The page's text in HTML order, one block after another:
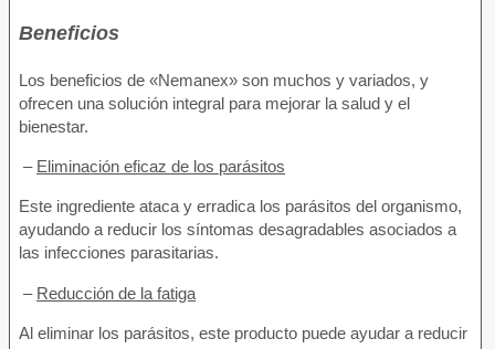
Beneficios
Los beneficios de «Nemanex» son muchos y variados, y
ofrecen una solución integral para mejorar la salud y el
bienestar.
– Eliminación eficaz de los parásitos
Este ingrediente ataca y erradica los parásitos del organismo,
ayudando a reducir los síntomas desagradables asociados a
las infecciones parasitarias.
– Reducción de la fatiga
Al eliminar los parásitos, este producto puede ayudar a reducir